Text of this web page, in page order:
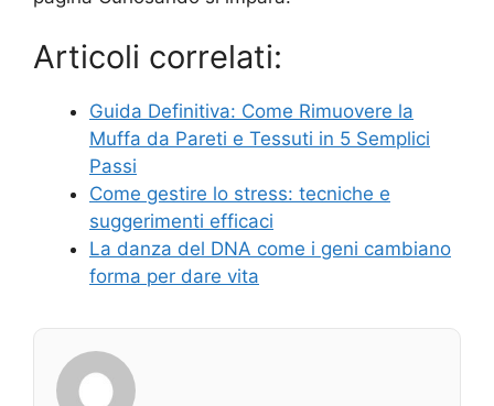
Articoli correlati:
Guida Definitiva: Come Rimuovere la
Muffa da Pareti e Tessuti in 5 Semplici
Passi
Come gestire lo stress: tecniche e
suggerimenti efficaci
La danza del DNA come i geni cambiano
forma per dare vita